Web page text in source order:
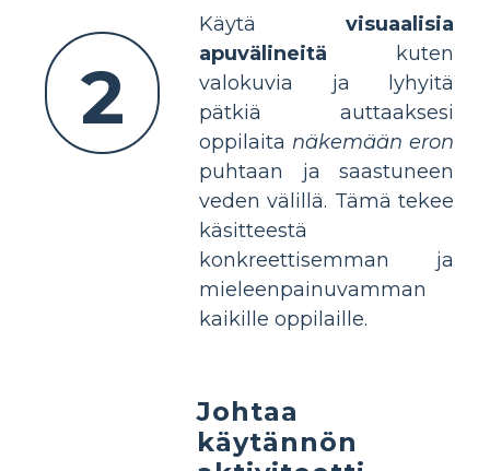
2
Käytä visuaalisia
apuvälineitä kuten
valokuvia ja lyhyitä
pätkiä auttaaksesi
oppilaita näkemään eron
puhtaan ja saastuneen
veden välillä. Tämä tekee
käsitteestä
konkreettisemman ja
mieleenpainuvamman
kaikille oppilaille.
Johtaa
käytännön